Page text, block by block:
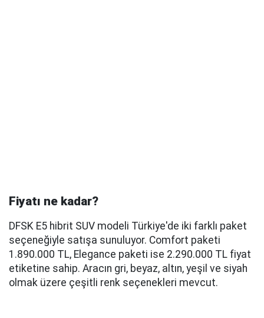
Fiyatı ne kadar?
DFSK E5 hibrit SUV modeli Türkiye'de iki farklı paket
seçeneğiyle satışa sunuluyor. Comfort paketi
1.890.000 TL, Elegance paketi ise 2.290.000 TL fiyat
etiketine sahip. Aracın gri, beyaz, altın, yeşil ve siyah
olmak üzere çeşitli renk seçenekleri mevcut.